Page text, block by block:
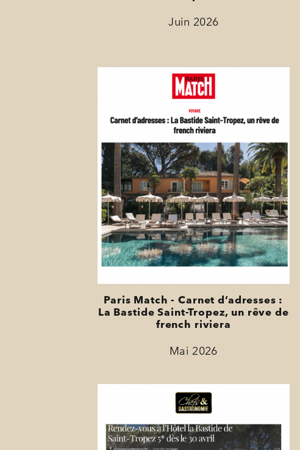
Juin 2026
Paris Match - Carnet d’adresses :
La Bastide Saint-Tropez, un rêve de
french riviera
Mai 2026